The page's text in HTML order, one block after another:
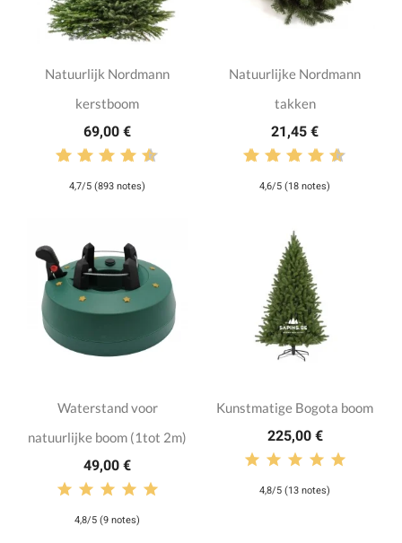
Natuurlijk Nordmann
kerstboom
69,00 €
4,7/5 (893 notes)
Natuurlijke Nordmann
takken
21,45 €
4,6/5 (18 notes)
Waterstand voor
natuurlijke boom (1tot 2m)
49,00 €
4,8/5 (9 notes)
Kunstmatige Bogota boom
225,00 €
4,8/5 (13 notes)